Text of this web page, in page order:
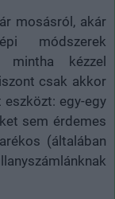
mosásról, akár
módszerek
mintha kézzel
csak akkor
eszközt: egy-egy
sem érdemes
(általában